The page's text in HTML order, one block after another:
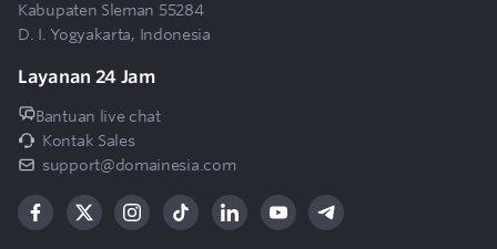
Kabupaten Sleman 55284
D. I. Yogyakarta, Indonesia
Layanan 24 Jam
Bantuan live chat
Kontak Sales
support@domainesia.com